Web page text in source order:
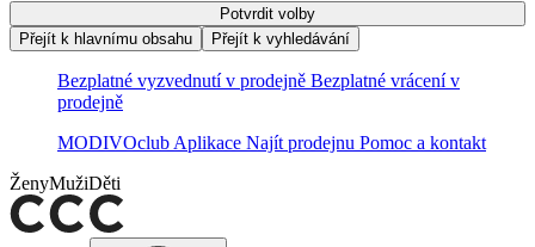
Potvrdit volby
Přejít k hlavnímu obsahu
Přejít k vyhledávání
Bezplatné vyzvednutí v prodejně Bezplatné vrácení v
prodejně
MODIVOclub Aplikace Najít prodejnu Pomoc a kontakt
ŽenyMužiDěti